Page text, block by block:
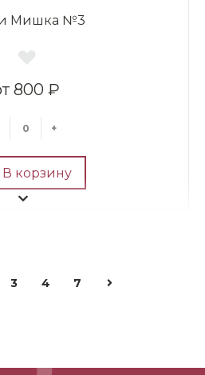
Мишка №3
800 ₽
+
В корзину
3 4 7